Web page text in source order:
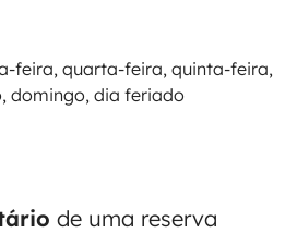
feira, quarta-feira, quinta-feira,
domingo, dia feriado
de uma reserva